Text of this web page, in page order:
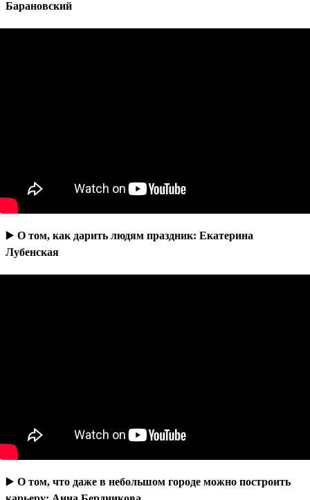
Барановский
▶️ О том, как дарить людям праздник: Екатерина
Лубенская
▶️ О том, что даже в небольшом городе можно построить